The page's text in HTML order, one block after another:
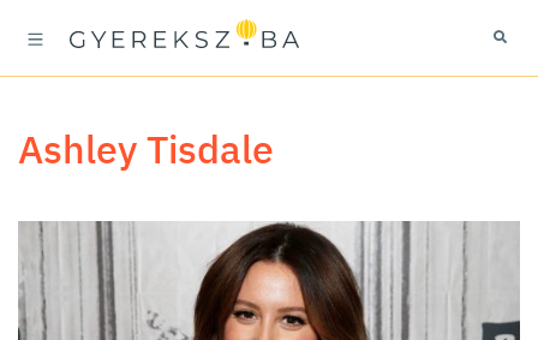
Ashley Tisdale